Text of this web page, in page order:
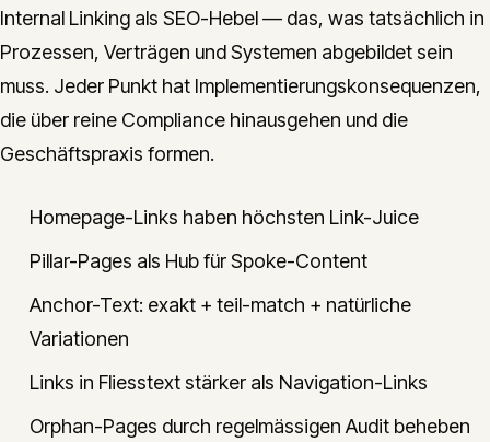
Internal Linking als SEO-Hebel — das, was tatsächlich in
Prozessen, Verträgen und Systemen abgebildet sein
muss. Jeder Punkt hat Implementierungskonsequenzen,
die über reine Compliance hinausgehen und die
Geschäftspraxis formen.
Homepage-Links haben höchsten Link-Juice
Pillar-Pages als Hub für Spoke-Content
Anchor-Text: exakt + teil-match + natürliche
Variationen
Links in Fliesstext stärker als Navigation-Links
Orphan-Pages durch regelmässigen Audit beheben